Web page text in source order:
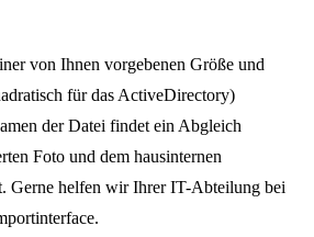
von Ihnen vorgebenen Größe und
für das ActiveDirectory)
der Datei findet ein Abgleich
Foto und dem hausinternen
Gerne helfen wir Ihrer IT-Abteilung bei